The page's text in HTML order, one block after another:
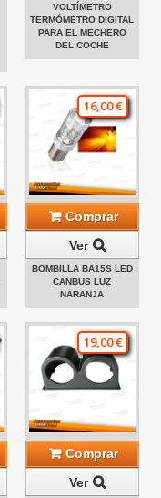
VOLTÍMETRO
TERMÓMETRO DIGITAL
PARA EL MECHERO
DEL COCHE
16,00 €
Comprar
Ver
BOMBILLA BA15S LED
CANBUS LUZ
NARANJA
19,00 €
Comprar
Ver